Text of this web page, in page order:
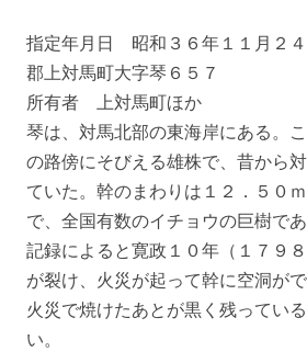
指定年月日 昭和３６年１１月
郡上対馬町大字琴６５７
所有者 上対馬町ほか
琴は、対馬北部の東海岸にある。
の路傍にそびえる雄株で、昔から
ていた。幹のまわりは１２．５０
で、全国有数のイチョウの巨樹であ
記録によると寛政１０年（１７９
が裂け、火災が起って幹に空洞が
火災で焼けたあとが黒く残ってい
い。